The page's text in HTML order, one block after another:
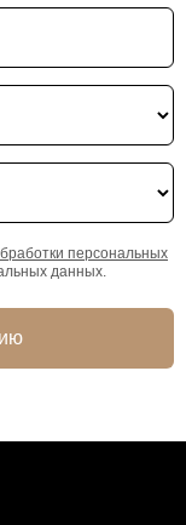
персональных
данных.